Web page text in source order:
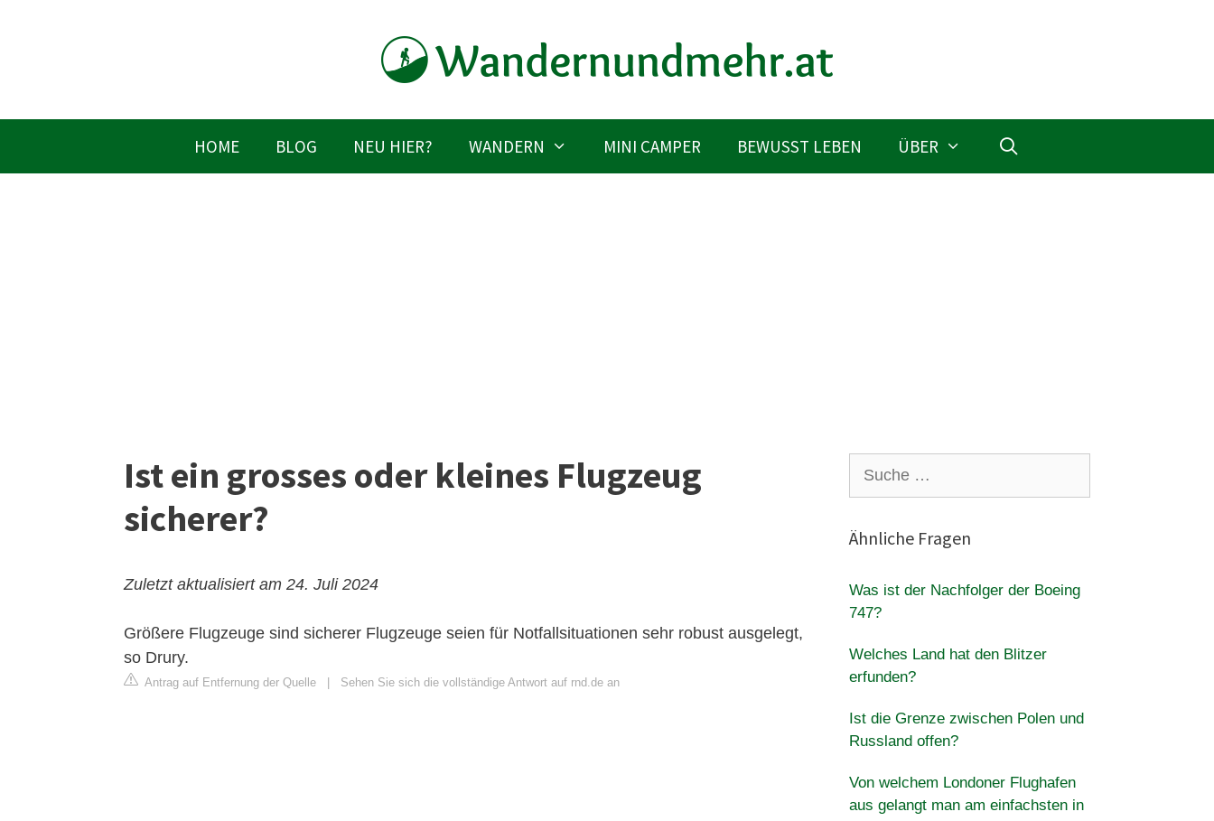
HOME BLOG NEU HIER? WANDERN MINI CAMPER BEWUSST LEBEN ÜBER
Ist ein grosses oder kleines Flugzeug
sicherer?
Zuletzt aktualisiert am 24. Juli 2024
Größere Flugzeuge sind sicherer Flugzeuge seien für Notfallsituationen sehr robust ausgelegt,
so Drury.
Antrag auf Entfernung der Quelle Sehen Sie sich die vollständige Antwort auf rnd.de an
nach:
Ähnliche Fragen
Was ist der Nachfolger der Boeing
747?
Welches Land hat den Blitzer
erfunden?
Ist die Grenze zwischen Polen und
Russland offen?
Von welchem ​​Londoner Flughafen
aus gelangt man am einfachsten in